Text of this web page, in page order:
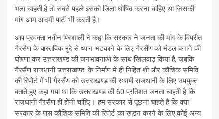
भला चाहती है तो सबसे पहले इसको जिला घोषित करना चाहिए था जिसकी
मांग आम आदमी पार्टी भी करती है।
आप प्रवक्ता नवीन पिरशाली ने कहा कि सरकार ने जनता की मांग के विपरीत
गैरसैण के वास्तविक मुद्दे से ध्यान भटकाने के लिए गैरसैंण को मंडल बनाने की
घोषणा कर उत्तराखण्ड की जनभावनाओं के साथ खिलवाड़ किया है, जबकि
गैरसैंण राजधानी उत्तराखण्ड के निर्माण में ही निहित थी और कौशिक समिति
की रिपोर्ट में भी गैरसैंण को उत्तराखण्ड की स्थायी राजधानी के लिए उपयुक्त
बताते हुए कहा गया था कि उत्तराखण्ड की 60 प्रतिशत जनता चाहती है कि
राजधानी गैरसैण ही होनी चाहिए। हम सरकार से पूछना चाहते है कि क्या
सरकार के पास कौशिक समिति की रिपोर्ट का खंडन करने के लिए कोई अन्य